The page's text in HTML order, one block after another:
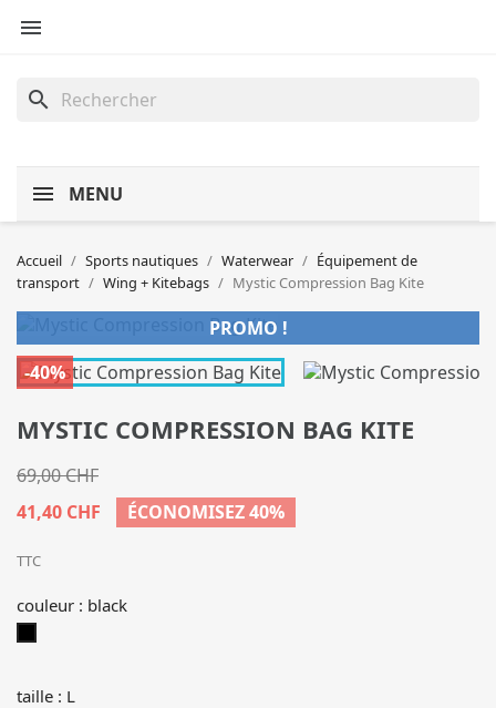

search
MENU
Accueil Sports nautiques Waterwear
Équipement de
transport
Wing + Kitebags Mystic Compression Bag Kite
PROMO !
-40%
MYSTIC COMPRESSION BAG KITE
69,00 CHF
41,40 CHF
ÉCONOMISEZ 40%
TTC
couleur : black
taille : L